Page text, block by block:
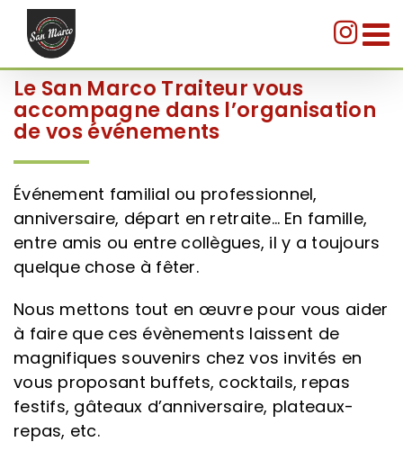
Passer
contenu
Le San Marco Traiteur vous
accompagne dans l’organisation
de vos événements
Événement familial ou professionnel,
anniversaire, départ en retraite… En famille,
entre amis ou entre collègues, il y a toujours
quelque chose à fêter.
Nous mettons tout en œuvre pour vous aider
à faire que ces évènements laissent de
magnifiques souvenirs chez vos invités en
vous proposant buffets, cocktails, repas
festifs, gâteaux d’anniversaire, plateaux-
repas, etc.